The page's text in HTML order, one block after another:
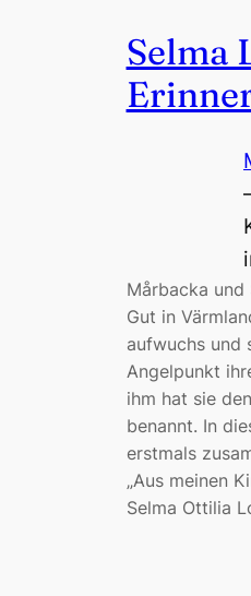
Selma
Mårbacka und
Gut in
aufwuchs und
Angelpunkt
ihm hat sie
benannt. In
erstmals
„Aus meinen
Selma Ottilia